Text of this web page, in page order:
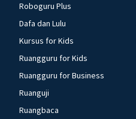
Roboguru Plus
Dafa dan Lulu
Kursus for Kids
Ruangguru for Kids
Ruangguru for Business
Ruanguji
Ruangbaca